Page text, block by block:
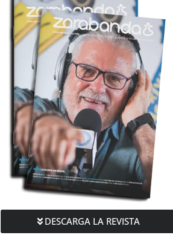
DESCARGA LA REVISTA